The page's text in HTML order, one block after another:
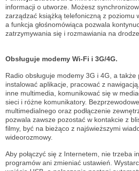
informacji o utworze. Możesz
zarządzać książką telefoniczną z poziomu
a funkcja głośnomówiąca pozwala
zatrzymywania się i rozmawiania na
Obsługuje modemy Wi-Fi i 3G/4G.
Radio obsługuje modemy 3G i 4G, a
instalować aplikacje, pracować z
inne multimedia, komunikować się w
sieci i różne komunikatory.
multimedialnego oraz podłączenie
pozwala zawsze pozostać w kontakcie z
filmy, być na bieżąco z najświeższymi
wideorozmowy.
Aby połączyć się z Internetem, nie trzeba
programów ani zmieniać ustawień.